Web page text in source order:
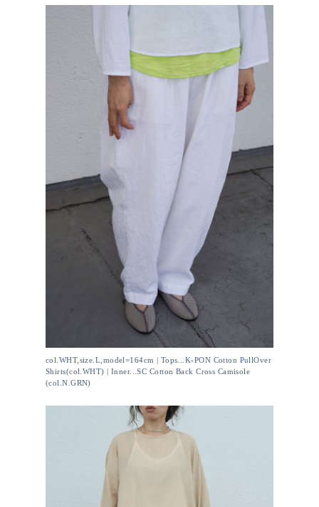
col.WHT,size.L,model=164cm | Tops...K-PON Cotton PullOver
Shirts(col.WHT) | Inner...SC Cotton Back Cross Camisole
(col.N.GRN)